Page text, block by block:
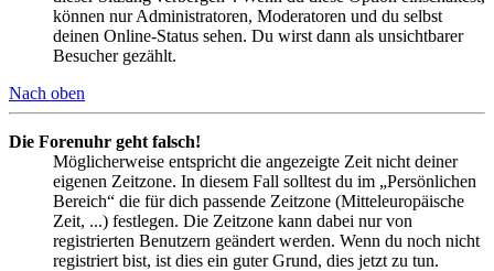
können nur Administratoren, Moderatoren und du selbst
deinen Online-Status sehen. Du wirst dann als unsichtbarer
Besucher gezählt.
Nach oben
Die Forenuhr geht falsch!
Möglicherweise entspricht die angezeigte Zeit nicht deiner
eigenen Zeitzone. In diesem Fall solltest du im „Persönlichen
Bereich“ die für dich passende Zeitzone (Mitteleuropäische
Zeit, ...) festlegen. Die Zeitzone kann dabei nur von
registrierten Benutzern geändert werden. Wenn du noch nicht
registriert bist, ist dies ein guter Grund, dies jetzt zu tun.